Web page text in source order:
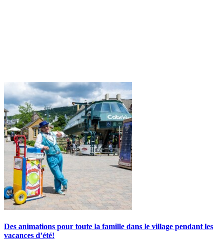
Des animations pour toute la famille dans le village pendant les
vacances d’été!